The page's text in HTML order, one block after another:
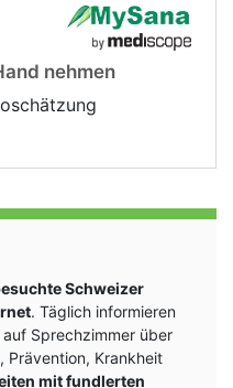
nehmen
Schweizer
. Täglich informieren
auf Sprechzimmer über
Prävention, Krankheit
mit fundlerten